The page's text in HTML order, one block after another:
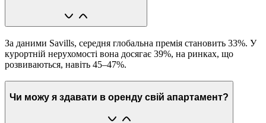
За даними Savills, середня глобальна премія становить 33%. У
курортній нерухомості вона досягає 39%, на ринках, що
розвиваються, навіть 45–47%.
Чи можу я здавати в оренду свій апартамент?